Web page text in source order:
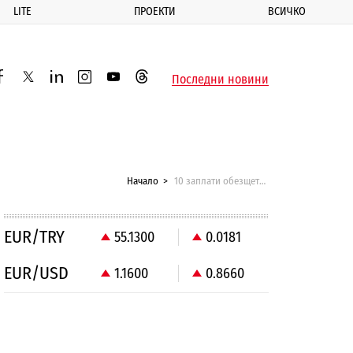
LITE ПРОЕКТИ ВСИЧКО
twitterlinkedininstagram
youtubethreadsПоследни новини
Начало 10 заплати обезщетение за новите полицаи
EUR/TRY 55.1300 0.0181
EUR/USD 1.1600 0.8660